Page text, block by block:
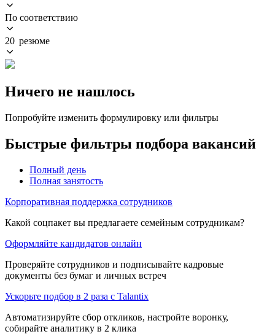
По соответствию
20 резюме
Ничего не нашлось
Попробуйте изменить формулировку или фильтры
Быстрые фильтры подбора вакансий
Полный день
Полная занятость
Корпоративная поддержка сотрудников
Какой соцпакет вы предлагаете семейным сотрудникам?
Оформляйте кандидатов онлайн
Проверяйте сотрудников и подписывайте кадровые
документы без бумаг и личных встреч
Ускорьте подбор в 2 раза с Talantix
Автоматизируйте сбор откликов, настройте воронку,
собирайте аналитику в 2 клика